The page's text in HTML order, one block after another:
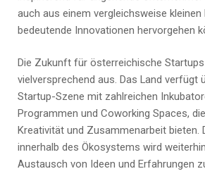
auch aus einem vergleichsweise kleinen
bedeutende Innovationen hervorgehen
Die Zukunft für österreichische
vielversprechend aus. Das Land verfügt
Startup-Szene mit zahlreichen
Programmen und Coworking Spaces,
Kreativität und Zusammenarbeit bieten.
innerhalb des Ökosystems wird
Austausch von Ideen und Erfahrungen